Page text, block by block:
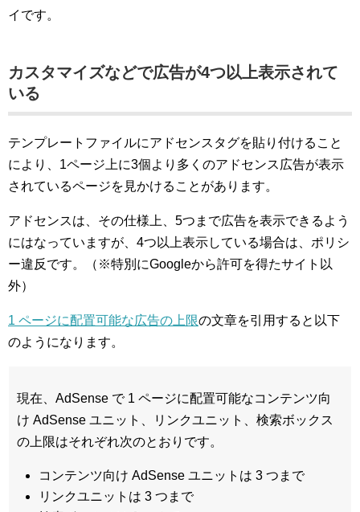
イです。
カスタマイズなどで広告が4つ以上表示されて
いる
テンプレートファイルにアドセンスタグを貼り付けること
により、1ページ上に3個より多くのアドセンス広告が表示
されているページを見かけることがあります。
アドセンスは、その仕様上、5つまで広告を表示できるよう
にはなっていますが、4つ以上表示している場合は、ポリシ
ー違反です。（※特別にGoogleから許可を得たサイト以
外）
1 ページに配置可能な広告の上限の文章を引用すると以下
のようになります。
現在、AdSense で 1 ページに配置可能なコンテンツ向
け AdSense ユニット、リンクユニット、検索ボックス
の上限はそれぞれ次のとおりです。
コンテンツ向け AdSense ユニットは 3 つまで
リンクユニットは 3 つまで